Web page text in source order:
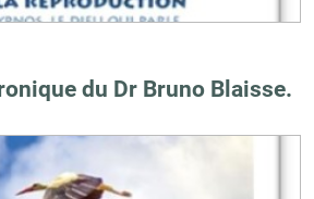
du Dr Bruno Blaisse.